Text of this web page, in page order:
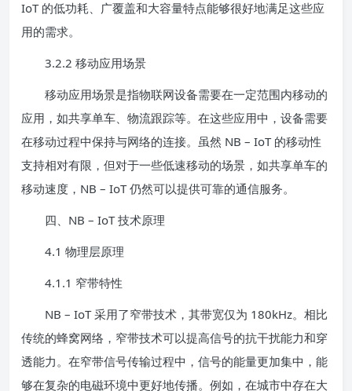
IoT 的低功耗、广覆盖和大容量特点能够很好地满足这些应
用的需求。
3.2.2 移动应用场景
移动应用场景是指物联网设备需要在一定范围内移动的
应用，如共享单车、物流跟踪等。在这些应用中，设备需要
在移动过程中保持与网络的连接。虽然 NB – IoT 的移动性
支持相对有限，但对于一些低速移动的场景，如共享单车的
移动速度，NB – IoT 仍然可以提供可靠的通信服务。
四、NB – IoT 技术原理
4.1 物理层原理
4.1.1 窄带特性
NB – IoT 采用了窄带技术，其带宽仅为 180kHz。相比
传统的蜂窝网络，窄带技术可以提高信号的抗干扰能力和穿
透能力。在窄带信号传输过程中，信号的能量更加集中，能
够在复杂的电磁环境中更好地传播。例如，在城市中存在大